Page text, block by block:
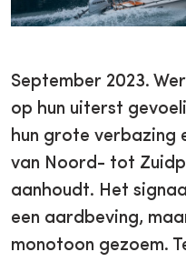
September 2023.
op hun uiterst
hun grote verbazing
van Noord- tot
aanhoudt. Het
een aardbeving,
monotoon gezoem.